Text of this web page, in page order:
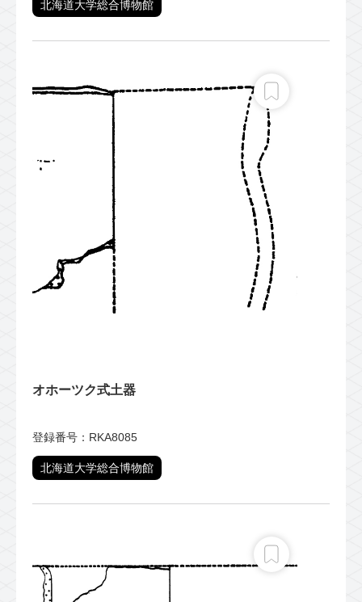
北海道大学総合博物館
オホーツク式土器
登録番号：RKA8085
北海道大学総合博物館